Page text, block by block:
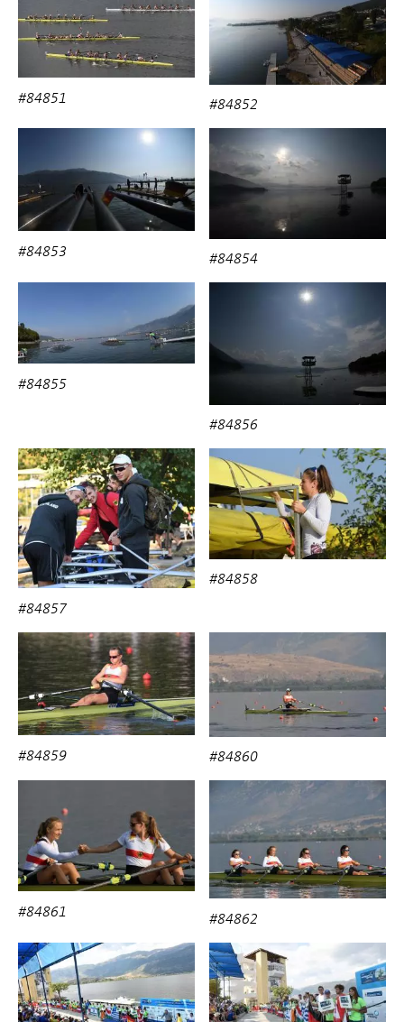
#84851 #84852
#84853 #84854
#84855
#84856
#84857
#84858
#84859 #84860
#84861 #84862